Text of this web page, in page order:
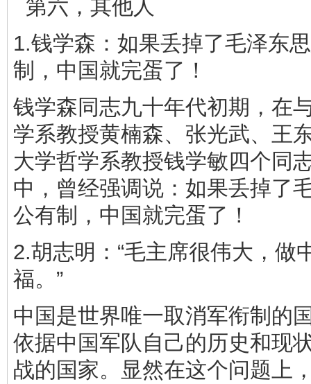
第六，其他人
1.钱学森：如果丢掉了毛泽东
制，中国就完蛋了！
钱学森同志九十年代初期，在
学系教授黄楠森、张光武、王
大学哲学系教授钱学敏四个同
中，曾经强调说：如果丢掉了
公有制，中国就完蛋了！
2.胡志明：“毛主席很伟大，做
福。”
中国是世界唯一取消军衔制的
依据中国军队自己的历史和现
战的国家。显然在这个问题上